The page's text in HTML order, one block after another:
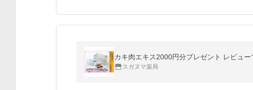
カキ肉エキス2000円分プレゼント レビュ
スガヌマ薬局